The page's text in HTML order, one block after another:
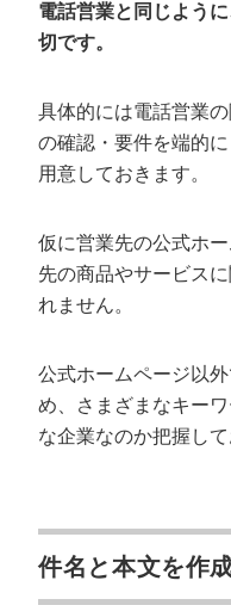
電話営業と同じよう
切です。
具体的には電話営業
の確認・要件を端的
用意しておきます。
仮に営業先の公式ホ
先の商品やサービス
れません。
公式ホームページ以
め、さまざまなキー
な企業なのか把握して
件名と本文を作